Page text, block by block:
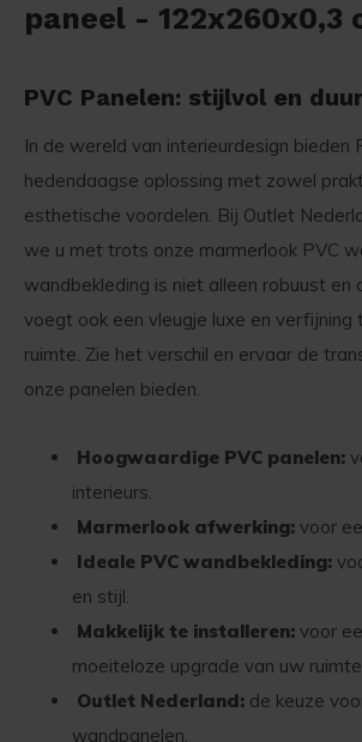
paneel - 122x260x0,3
PVC Panelen: stijlvol en
In de wereld van interieurdesign bieden
hedendaagse oplossing met zowel
esthetische voordelen. Bij Outlet
we u met trots onze marmerlook PVC
wandbekleding is niet alleen robuust en
voegt ook een vleugje luxe en verfijning
ruimte. Zie het verschil en ervaar de
onze panelen bieden.
Hoogwaardige PVC panelen:
interieurs.
Marmerlook afwerking: voor
Ideale PVC wandbekleding:
en stijl.
Makkelijk te installeren: voor
moeiteloze upgrade van uw
Outlet Nederland: de keuze
wandpanelen.